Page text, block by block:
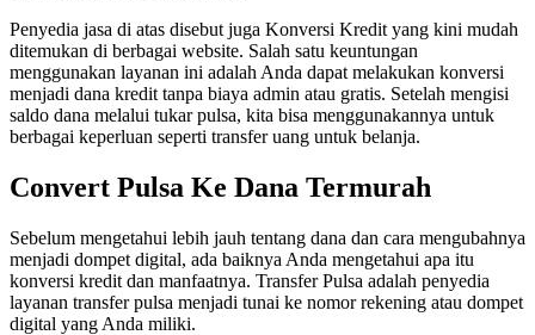
Penyedia jasa di atas disebut juga Konversi Kredit yang kini mudah
ditemukan di berbagai website. Salah satu keuntungan
menggunakan layanan ini adalah Anda dapat melakukan konversi
menjadi dana kredit tanpa biaya admin atau gratis. Setelah mengisi
saldo dana melalui tukar pulsa, kita bisa menggunakannya untuk
berbagai keperluan seperti transfer uang untuk belanja.
Convert Pulsa Ke Dana Termurah
Sebelum mengetahui lebih jauh tentang dana dan cara mengubahnya
menjadi dompet digital, ada baiknya Anda mengetahui apa itu
konversi kredit dan manfaatnya. Transfer Pulsa adalah penyedia
layanan transfer pulsa menjadi tunai ke nomor rekening atau dompet
digital yang Anda miliki.